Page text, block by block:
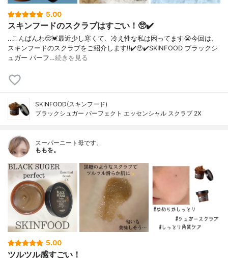
5.00
スキンフードのスクラブはすごい！🥺✔️
..こんばんわ🥺💓最近少し寒くて、冷え性な私は困ってます😭今回は、
スキンフードのスクラブをご紹介します‼︎✔️🤨✔️SKINFOOD ブラックシ
ュガー パーフ…続きを見る
SKINFOOD(スキンフード)
ブラックシュガー パーフェクト エッセンシャル スクラブ 2X
スーパーニート母です。
ももを。
5.00
ツルツル感すごい！